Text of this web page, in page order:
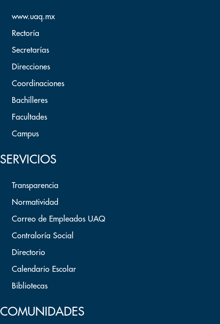
www.uaq.mx
Rectoría
Secretarías
Direcciones
Coordinaciones
Bachilleres
Facultades
Campus
SERVICIOS
Transparencia
Normatividad
Correo de Empleados UAQ
Contraloría Social
Directorio
Calendario Escolar
Bibliotecas
COMUNIDADES